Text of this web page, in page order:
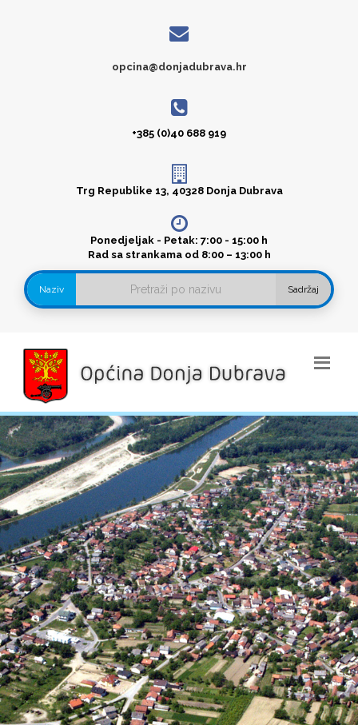
opcina@donjadubrava.hr
+385 (0)40 688 919
Trg Republike 13, 40328 Donja Dubrava
Ponedjeljak - Petak: 7:00 - 15:00 h
Rad sa strankama od 8:00 – 13:00 h
Naziv Sadržaj